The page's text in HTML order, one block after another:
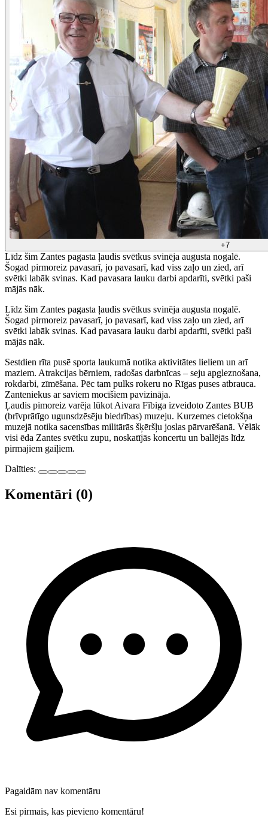
+7
Līdz šim Zantes pagasta ļaudis svētkus svinēja augusta nogalē.
Šogad pirmoreiz pavasarī, jo pavasarī, kad viss zaļo un zied, arī
svētki labāk svinas. Kad pavasara lauku darbi apdarīti, svētki paši
mājās nāk.
Līdz šim Zantes pagasta ļaudis svētkus svinēja augusta nogalē.
Šogad pirmoreiz pavasarī, jo pavasarī, kad viss zaļo un zied, arī
svētki labāk svinas. Kad pavasara lauku darbi apdarīti, svētki paši
mājās nāk.
Sestdien rīta pusē sporta laukumā notika aktivitātes lieliem un arī
maziem. Atrakcijas bērniem, radošas darbnīcas – seju apgleznošana,
rokdarbi, zīmēšana. Pēc tam pulks rokeru no Rīgas puses atbrauca.
Zanteniekus ar saviem mocīšiem pavizināja.
Ļaudis pimoreiz varēja lūkot Aivara Fībiga izveidoto Zantes BUB
(brīvprātīgo ugunsdzēsēju biedrības) muzeju. Kurzemes cietokšņa
muzejā notika sacensības militārās šķēršļu joslas pārvarēšanā. Vēlāk
visi ēda Zantes svētku zupu, noskatījās koncertu un ballējās līdz
pirmajiem gaiļiem.
Dalīties:
Komentāri (0)
Pagaidām nav komentāru
Esi pirmais, kas pievieno komentāru!